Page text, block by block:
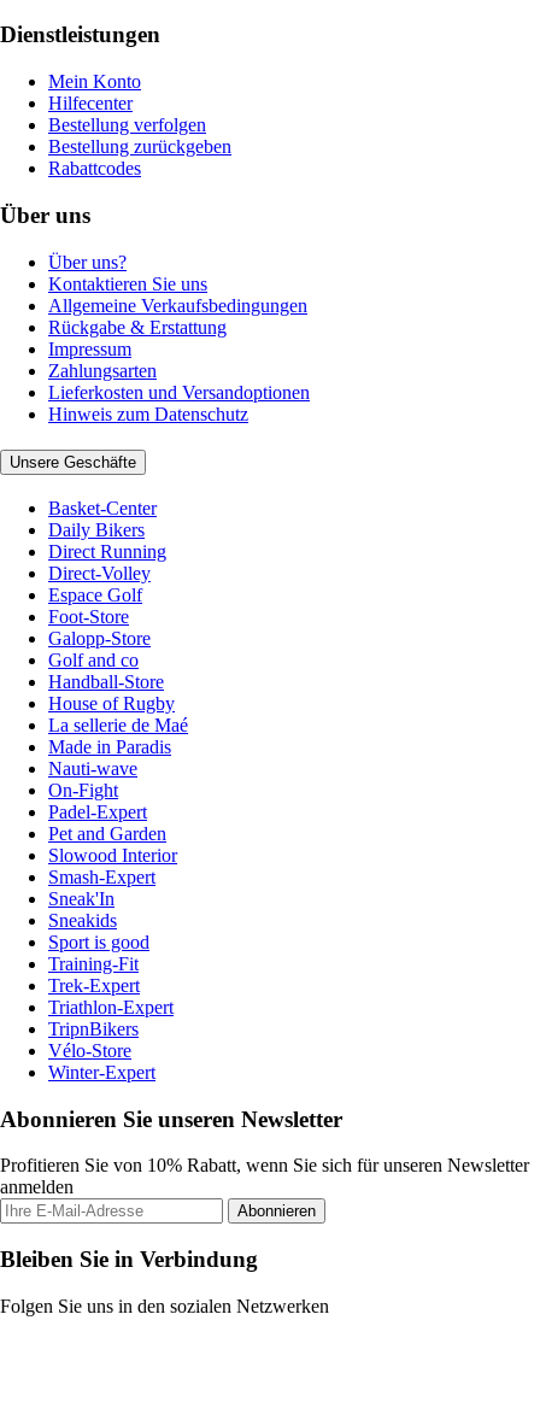
Dienstleistungen
Mein Konto
Hilfecenter
Bestellung verfolgen
Bestellung zurückgeben
Rabattcodes
Über uns
Über uns?
Kontaktieren Sie uns
Allgemeine Verkaufsbedingungen
Rückgabe & Erstattung
Impressum
Zahlungsarten
Lieferkosten und Versandoptionen
Hinweis zum Datenschutz
Unsere Geschäfte
Basket-Center
Daily Bikers
Direct Running
Direct-Volley
Espace Golf
Foot-Store
Galopp-Store
Golf and co
Handball-Store
House of Rugby
La sellerie de Maé
Made in Paradis
Nauti-wave
On-Fight
Padel-Expert
Pet and Garden
Slowood Interior
Smash-Expert
Sneak'In
Sneakids
Sport is good
Training-Fit
Trek-Expert
Triathlon-Expert
TripnBikers
Vélo-Store
Winter-Expert
Abonnieren Sie unseren Newsletter
Profitieren Sie von 10% Rabatt, wenn Sie sich für unseren Newsletter
anmelden
Abonnieren
Bleiben Sie in Verbindung
Folgen Sie uns in den sozialen Netzwerken